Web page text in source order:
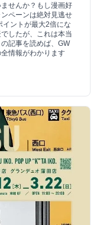
せんか？もし漫画好
ペーンは絶対見逃せ
イントが最大2倍にな
したが、これは本当
記事を読めば、GW
情報がわかります